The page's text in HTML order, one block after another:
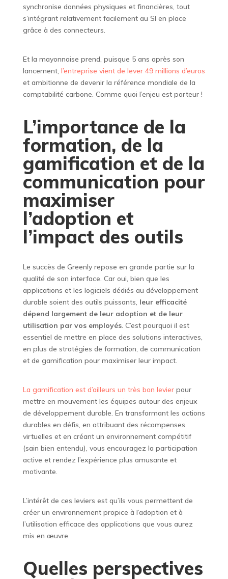
synchronise données physiques et financières, tout
s’intégrant relativement facilement au SI en place
grâce à des connecteurs.
Et la mayonnaise prend, puisque 5 ans après son
lancement, l’entreprise vient de lever 49 millions d’euros
et ambitionne de devenir la référence mondiale de la
comptabilité carbone. Comme quoi l’enjeu est porteur !
L’importance de la
formation, de la
gamification et de la
communication pour
maximiser
l’adoption et
l’impact des outils
Le succès de Greenly repose en grande partie sur la
qualité de son interface. Car oui, bien que les
applications et les logiciels dédiés au développement
durable soient des outils puissants, leur efficacité
dépend largement de leur adoption et de leur
utilisation par vos employés. C’est pourquoi il est
essentiel de mettre en place des solutions interactives,
en plus de stratégies de formation, de communication
et de gamification pour maximiser leur impact.
La gamification est d’ailleurs un très bon levierpour
mettre en mouvement les équipes autour des enjeux
de développement durable. En transformant les actions
durables en défis, en attribuant des récompenses
virtuelles et en créant un environnement compétitif
(sain bien entendu), vous encouragez la participation
active et rendez l’expérience plus amusante et
motivante.
L’intérêt de ces leviers est qu’ils vous permettent de
créer un environnement propice à l’adoption et à
l’utilisation efficace des applications que vous aurez
mis en œuvre.
Quelles perspectives